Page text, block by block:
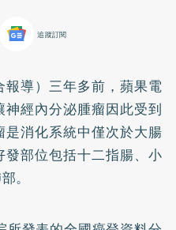
追蹤訂閱
報導）三年多前，蘋果電
經內分泌腫瘤因此受到
消化系統中僅次於大腸
部位包括十二指腸、小
。